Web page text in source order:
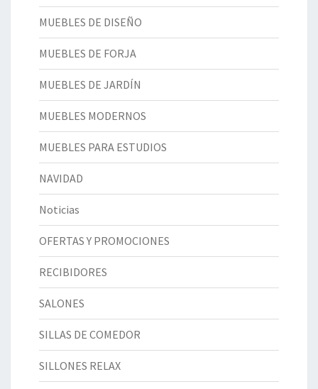
MUEBLES DE DISEÑO
MUEBLES DE FORJA
MUEBLES DE JARDÍN
MUEBLES MODERNOS
MUEBLES PARA ESTUDIOS
NAVIDAD
Noticias
OFERTAS Y PROMOCIONES
RECIBIDORES
SALONES
SILLAS DE COMEDOR
SILLONES RELAX